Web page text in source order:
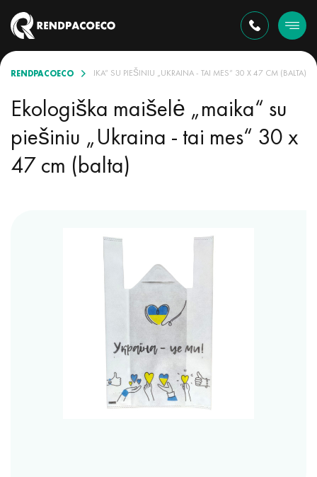
RENDPACOECOMAIŠELĖ „MAIKA“ SU PIEŠINIU „UKRAINA - TAI MES“ 30 X 47 CM (BALTA)
Ekologiška maišelė „maika“ su
piešiniu „Ukraina - tai mes“ 30 x
47 cm (balta)